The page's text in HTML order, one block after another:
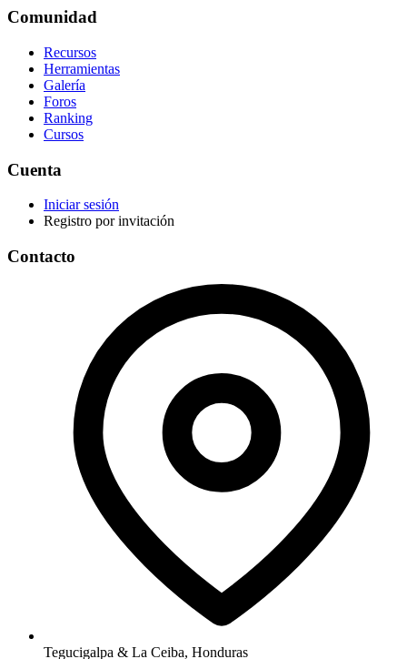
Comunidad
Recursos
Herramientas
Galería
Foros
Ranking
Cursos
Cuenta
Iniciar sesión
Registro por invitación
Contacto
Tegucigalpa & La Ceiba, Honduras